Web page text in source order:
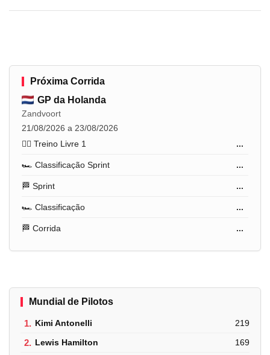
Próxima Corrida
GP da Holanda
Zandvoort
21/08/2026 a 23/08/2026
🏋️‍♂️ Treino Livre 1
...
🏎️ Classificação Sprint ...
🏁 Sprint ...
🏎️ Classificação ...
🏁 Corrida ...
Mundial de Pilotos
1. Kimi Antonelli 219
2. Lewis Hamilton 169